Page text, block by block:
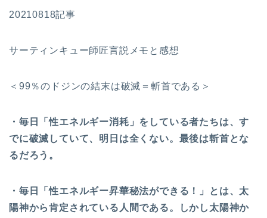
20210818記事
サーティンキュー師匠言説メモと感想
＜99％のドジンの結末は破滅＝斬首である＞
・毎日「性エネルギー消耗」をしている者たちは、す
でに破滅していて、明日は全くない。最後は斬首とな
るだろう。
・毎日「性エネルギー昇華秘法ができる！」とは、太
陽神から肯定されている人間である。しかし太陽神か